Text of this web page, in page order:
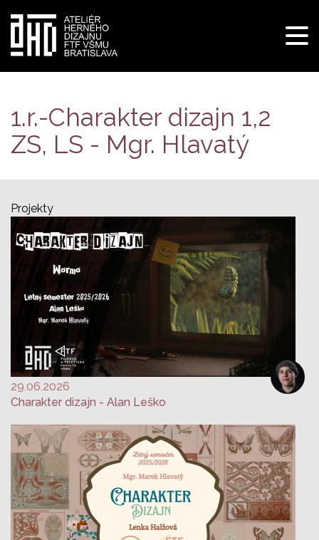
Skočiť
obsah
1.r.-Charakter dizajn 1,2
ZS, LS - Mgr. Hlavatý
Projekty
29.06.2026
Charakter dizajn - Alan Leško